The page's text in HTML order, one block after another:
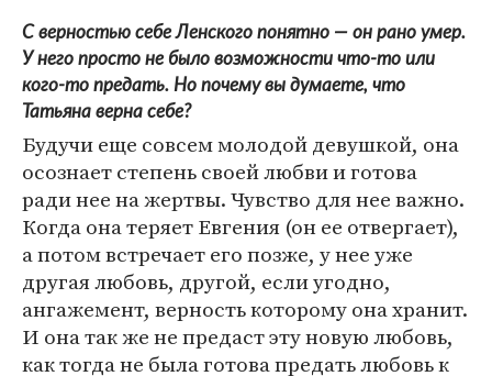
С верностью себе Ленского понятно — он рано умер.
У него просто не было возможности что-то или
кого-то предать. Но почему вы думаете, что
Татьяна верна себе?
Будучи еще совсем молодой девушкой, она
осознает степень своей любви и готова
ради нее на жертвы. Чувство для нее важно.
Когда она теряет Евгения (он ее отвергает),
а потом встречает его позже, у нее уже
другая любовь, другой, если угодно,
ангажемент, верность которому она хранит.
И она так же не предаст эту новую любовь,
как тогда не была готова предать любовь к